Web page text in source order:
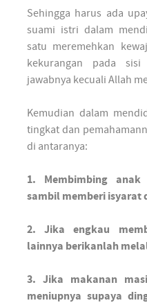
Sehingga harus ada
suami istri dalam
satu meremehkan
kekurangan pada
jawabnya kecuali Allah
Kemudian dalam
tingkat dan
di antaranya:
1. Membimbing anak
sambil memberi isyarat
2. Jika engkau
lainnya berikanlah
3. Jika makanan
meniupnya supaya